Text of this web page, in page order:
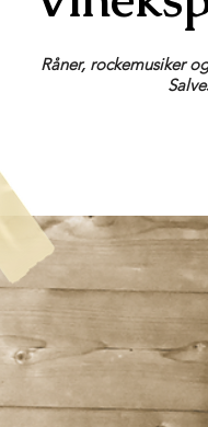
Råner, rockemusiker